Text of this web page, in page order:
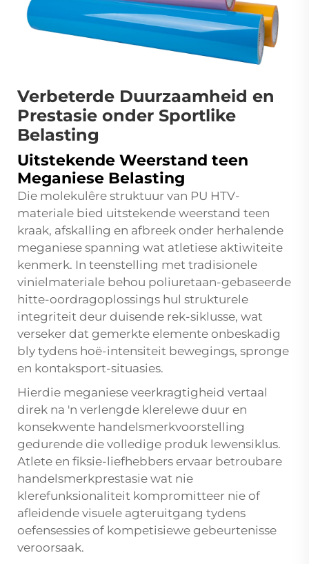
Verbeterde Duurzaamheid en
Prestasie onder Sportlike
Belasting
Uitstekende Weerstand teen
Meganiese Belasting
Die molekulêre struktuur van PU HTV-
materiale bied uitstekende weerstand teen
kraak, afskalling en afbreek onder herhalende
meganiese spanning wat atletiese aktiwiteite
kenmerk. In teenstelling met tradisionele
vinielmateriale behou poliuretaan-gebaseerde
hitte-oordragoplossings hul strukturele
integriteit deur duisende rek-siklusse, wat
verseker dat gemerkte elemente onbeskadig
bly tydens hoë-intensiteit bewegings, spronge
en kontaksport-situasies.
Hierdie meganiese veerkragtigheid vertaal
direk na 'n verlengde klerelewe duur en
konsekwente handelsmerkvoorstelling
gedurende die volledige produk lewensiklus.
Atlete en fiksie-liefhebbers ervaar betroubare
handelsmerkprestasie wat nie
klerefunksionaliteit kompromitteer nie of
afleidende visuele agteruitgang tydens
oefensessies of kompetisiewe gebeurtenisse
veroorsaak.